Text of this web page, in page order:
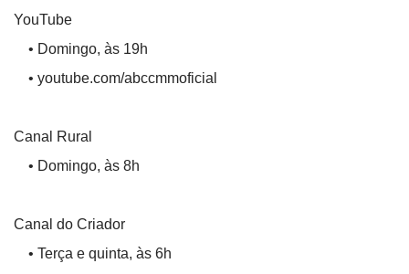
YouTube
• Domingo, às 19h
• youtube.com/abccmmoficial
Canal Rural
• Domingo, às 8h
Canal do Criador
• Terça e quinta, às 6h